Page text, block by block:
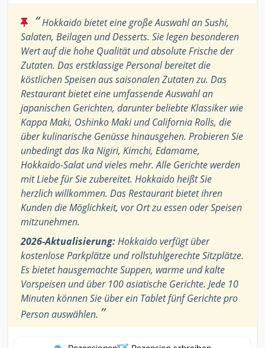
“Hokkaido bietet eine große Auswahl an Sushi,
Salaten, Beilagen und Desserts. Sie legen besonderen
Wert auf die hohe Qualität und absolute Frische der
Zutaten. Das erstklassige Personal bereitet die
köstlichen Speisen aus saisonalen Zutaten zu. Das
Restaurant bietet eine umfassende Auswahl an
japanischen Gerichten, darunter beliebte Klassiker wie
Kappa Maki, Oshinko Maki und California Rolls, die
über kulinarische Genüsse hinausgehen. Probieren Sie
unbedingt das Ika Nigiri, Kimchi, Edamame,
Hokkaido-Salat und vieles mehr. Alle Gerichte werden
mit Liebe für Sie zubereitet. Hokkaido heißt Sie
herzlich willkommen. Das Restaurant bietet ihren
Kunden die Möglichkeit, vor Ort zu essen oder Speisen
mitzunehmen.
2026-Aktualisierung:Hokkaido verfügt über
kostenlose Parkplätze und rollstuhlgerechte Sitzplätze.
Es bietet hausgemachte Suppen, warme und kalte
Vorspeisen und über 100 asiatische Gerichte. Jede 10
Minuten können Sie über ein Tablet fünf Gerichte pro
Person auswählen. ”